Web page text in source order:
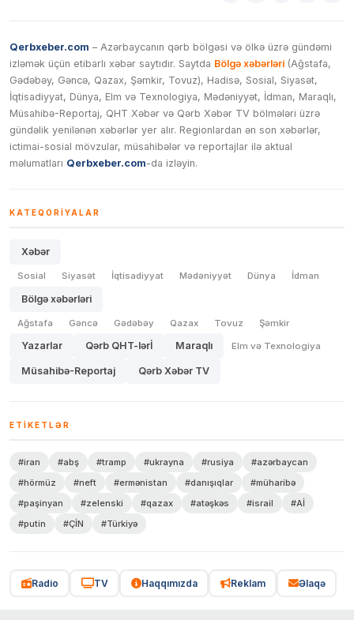
Qerbxeber.com – Azərbaycanın qərb bölgəsi və ölkə üzrə gündəmi
izləmək üçün etibarlı xəbər saytıdır. Saytda Bölgə xəbərləri (Ağstafa,
Gədəbəy, Gəncə, Qazax, Şəmkir, Tovuz), Hadisə, Sosial, Siyasət,
İqtisadiyyat, Dünya, Elm və Texnologiya, Mədəniyyət, İdman, Maraqlı,
Müsahibə-Reportaj, QHT Xəbər və Qərb Xəbər TV bölmələri üzrə
gündəlik yenilənən xəbərlər yer alır. Regionlardan ən son xəbərlər,
ictimai-sosial mövzular, müsahibələr və reportajlar ilə aktual
məlumatları Qerbxeber.com-da izləyin.
KATEQORIYALAR
Xəbər
Sosial Siyasət İqtisadiyyat Mədəniyyət Dünya İdman
Bölgə xəbərləri
Ağstafa Gəncə Gədəbəy Qazax Tovuz Şəmkir
Yazarlar Qərb QHT-lərİ Maraqlı Elm və Texnologiya
Müsahibə-Reportaj Qərb Xəbər TV
ETIKETLƏR
#iran #abş #tramp #ukrayna #rusiya
#azərbaycan
#hörmüz
#neft #ermənistan #danışıqlar
#müharibə
#paşinyan
#zelenski #qazax #atəşkəs #israil
#Aİ
#putin
#ÇİN #Türkiyə
Radio TV Haqqımızda Reklam Əlaqə